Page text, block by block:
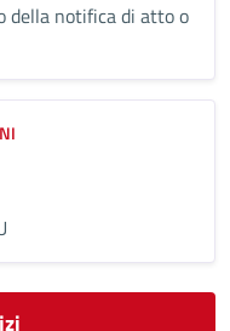
della notifica di atto o